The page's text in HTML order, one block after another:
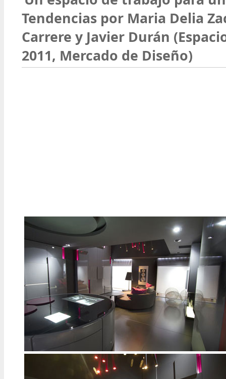
Tendencias por Maria Delia
Carrere y Javier Durán
2011, Mercado de Diseño)